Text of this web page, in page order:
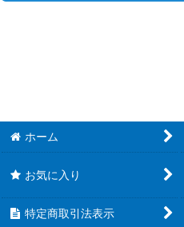
【INFO】インフィニット・フォ
【LEDE】レガシー・オブ・デス
【PHNI】ファントム・ナイトメア
ホーム
お気に入り
特定商取引法表示